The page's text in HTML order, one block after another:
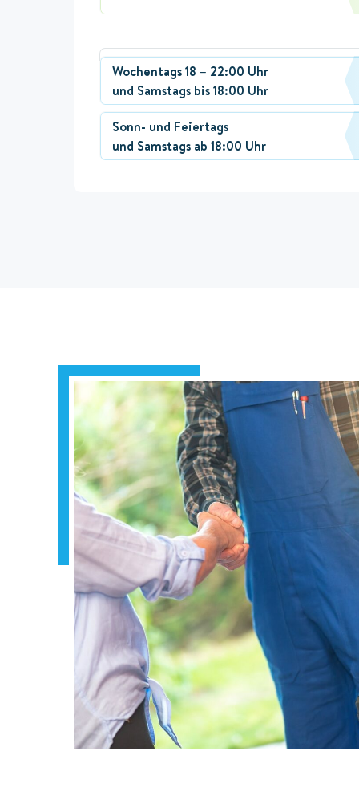
Wochentags 18 – 22:00 Uhr
und Samstags bis 18:00 Uhr
Sonn- und Feiertags
und Samstags ab 18:00 Uhr